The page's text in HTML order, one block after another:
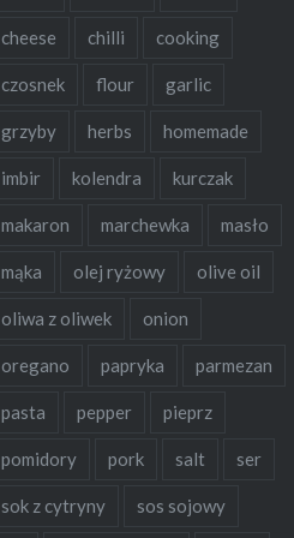
cheese chilli cooking
czosnek flour garlic
grzyby herbs homemade
imbir kolendra kurczak
makaron marchewka masło
mąka olej ryżowy olive oil
oliwa z oliwek onion
oregano papryka parmezan
pasta pepper pieprz
pomidory pork salt ser
sok z cytryny sos sojowy